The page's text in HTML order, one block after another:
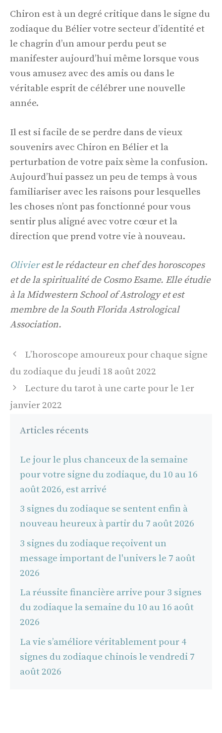
Chiron est à un degré critique dans le signe du
zodiaque du Bélier votre secteur d’identité et
le chagrin d’un amour perdu peut se
manifester aujourd’hui même lorsque vous
vous amusez avec des amis ou dans le
véritable esprit de célébrer une nouvelle
année.
Il est si facile de se perdre dans de vieux
souvenirs avec Chiron en Bélier et la
perturbation de votre paix sème la confusion.
Aujourd’hui passez un peu de temps à vous
familiariser avec les raisons pour lesquelles
les choses n’ont pas fonctionné pour vous
sentir plus aligné avec votre cœur et la
direction que prend votre vie à nouveau.
Olivierest le rédacteur en chef des horoscopes
et de la spiritualité de Cosmo Esame. Elle étudie
à la Midwestern School of Astrology et est
membre de la South Florida Astrological
Association.
Navigation
des
L’horoscope amoureux pour chaque signe
du zodiaque du jeudi 18 août 2022
Lecture du tarot à une carte pour le 1er
janvier 2022
Articles récents
Le jour le plus chanceux de la semaine
pour votre signe du zodiaque, du 10 au 16
août 2026, est arrivé
3 signes du zodiaque se sentent enfin à
nouveau heureux à partir du 7 août 2026
3 signes du zodiaque reçoivent un
message important de l'univers le 7 août
2026
La réussite financière arrive pour 3 signes
du zodiaque la semaine du 10 au 16 août
2026
La vie s’améliore véritablement pour 4
signes du zodiaque chinois le vendredi 7
août 2026